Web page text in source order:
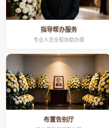
指导帮办服务
专业人员全程协助办理
布置告别厅